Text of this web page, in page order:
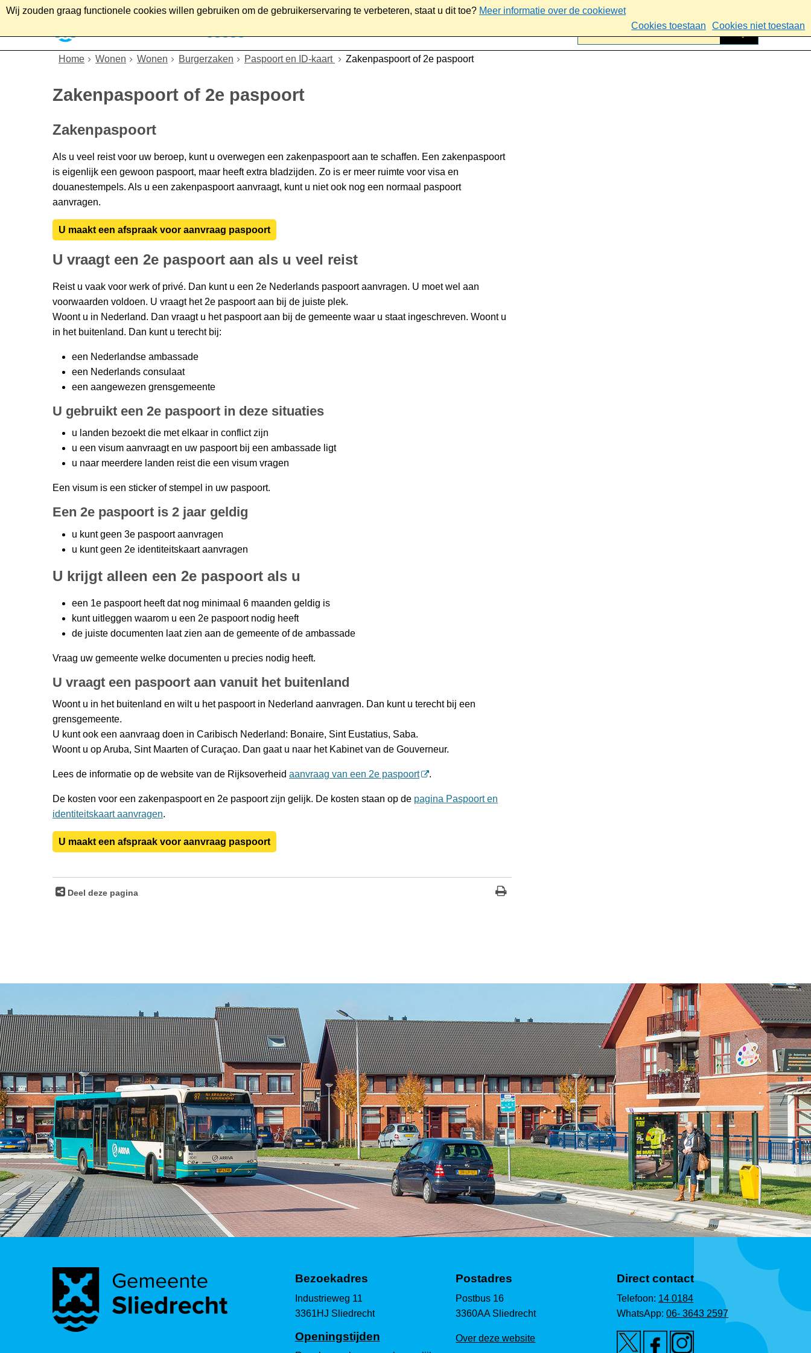
Wij zouden graag functionele cookies willen gebruiken om de gebruikerservaring te verbeteren, staat u dit toe? Meer informatie over de cookiewet
Cookies toestaan
Cookies niet toestaan
Home Wonen Wonen Burgerzaken Paspoort en ID-kaart Zakenpaspoort of 2e paspoort
Zakenpaspoort of 2e paspoort
Zakenpaspoort
Als u veel reist voor uw beroep, kunt u overwegen een zakenpaspoort aan te schaffen. Een zakenpaspoort
is eigenlijk een gewoon paspoort, maar heeft extra bladzijden. Zo is er meer ruimte voor visa en
douanestempels. Als u een zakenpaspoort aanvraagt, kunt u niet ook nog een normaal paspoort
aanvragen.
U maakt een afspraak voor aanvraag paspoort
U vraagt een 2e paspoort aan als u veel reist
Reist u vaak voor werk of privé. Dan kunt u een 2e Nederlands paspoort aanvragen. U moet wel aan
voorwaarden voldoen. U vraagt het 2e paspoort aan bij de juiste plek.
Woont u in Nederland. Dan vraagt u het paspoort aan bij de gemeente waar u staat ingeschreven. Woont u
in het buitenland. Dan kunt u terecht bij:
een Nederlandse ambassade
een Nederlands consulaat
een aangewezen grensgemeente
U gebruikt een 2e paspoort in deze situaties
u landen bezoekt die met elkaar in conflict zijn
u een visum aanvraagt en uw paspoort bij een ambassade ligt
u naar meerdere landen reist die een visum vragen
Een visum is een sticker of stempel in uw paspoort.
Een 2e paspoort is 2 jaar geldig
u kunt geen 3e paspoort aanvragen
u kunt geen 2e identiteitskaart aanvragen
U krijgt alleen een 2e paspoort als u
een 1e paspoort heeft dat nog minimaal 6 maanden geldig is
kunt uitleggen waarom u een 2e paspoort nodig heeft
de juiste documenten laat zien aan de gemeente of de ambassade
Vraag uw gemeente welke documenten u precies nodig heeft.
U vraagt een paspoort aan vanuit het buitenland
Woont u in het buitenland en wilt u het paspoort in Nederland aanvragen. Dan kunt u terecht bij een
grensgemeente.
U kunt ook een aanvraag doen in Caribisch Nederland: Bonaire, Sint Eustatius, Saba.
Woont u op Aruba, Sint Maarten of Curaçao. Dan gaat u naar het Kabinet van de Gouverneur.
Lees de informatie op de website van de Rijksoverheid aanvraag van een 2e paspoort .
De kosten voor een zakenpaspoort en 2e paspoort zijn gelijk. De kosten staan op de pagina Paspoort en
identiteitskaart aanvragen.
U maakt een afspraak voor aanvraag paspoort
Deel deze pagina
Bezoekadres
Industrieweg 11
3361HJ Sliedrecht
Openingstijden
Postadres
Postbus 16
3360AA Sliedrecht
Over deze website
Direct contact
Telefoon: 14 0184
WhatsApp:06- 3643 2597